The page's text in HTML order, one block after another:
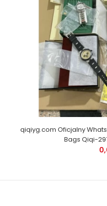
qiqiyg.com Oficjalny
Bags Qiqi-